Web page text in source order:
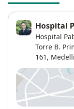
Hospital
Hospital
Torre B.
161,